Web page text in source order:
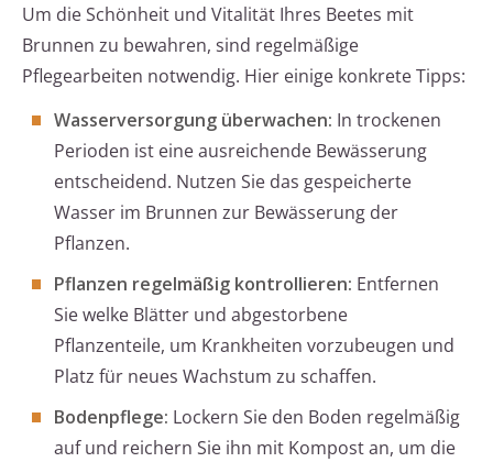
Um die Schönheit und Vitalität Ihres Beetes mit
Brunnen zu bewahren, sind regelmäßige
Pflegearbeiten notwendig. Hier einige konkrete Tipps:
Wasserversorgung überwachen: In trockenen
Perioden ist eine ausreichende Bewässerung
entscheidend. Nutzen Sie das gespeicherte
Wasser im Brunnen zur Bewässerung der
Pflanzen.
Pflanzen regelmäßig kontrollieren: Entfernen
Sie welke Blätter und abgestorbene
Pflanzenteile, um Krankheiten vorzubeugen und
Platz für neues Wachstum zu schaffen.
Bodenpflege: Lockern Sie den Boden regelmäßig
auf und reichern Sie ihn mit Kompost an, um die